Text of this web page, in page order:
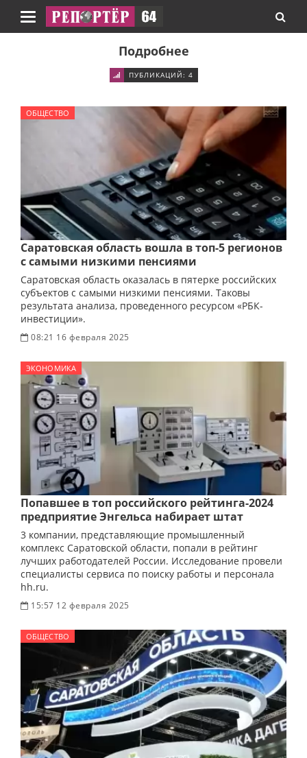
Навигация
Подробнее
ПУБЛИКАЦИЙ: 4
ОБЩЕСТВО
Саратовская область вошла в топ-5 регионов
с самыми низкими пенсиями
Саратовская область оказалась в пятерке российских
субъектов с самыми низкими пенсиями. Таковы
результата анализа, проведенного ресурсом «РБК-
инвестиции».
08:21 16 февраля 2025
ЭКОНОМИКА
Попавшее в топ российского рейтинга-2024
предприятие Энгельса набирает штат
3 компании, представляющие промышленный
комплекс Саратовской области, попали в рейтинг
лучших работодателей России. Исследование провели
специалисты сервиса по поиску работы и персонала
hh.ru.
15:57 12 февраля 2025
ОБЩЕСТВО